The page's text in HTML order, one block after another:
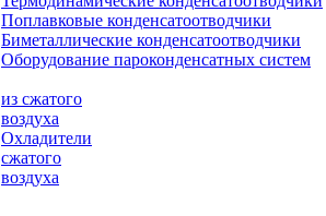
Поплавковые конденсатоотводчики
Биметаллические конденсатоотводчики
Оборудование пароконденсатных систем
из сжатого
воздуха
Охладители
сжатого
воздуха